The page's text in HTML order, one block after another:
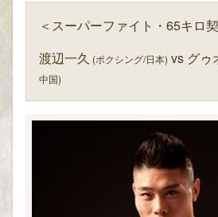
＜スーパーファイト・65キロ
渡辺一久 (ボクシング/日本) vs グゥ
中国)